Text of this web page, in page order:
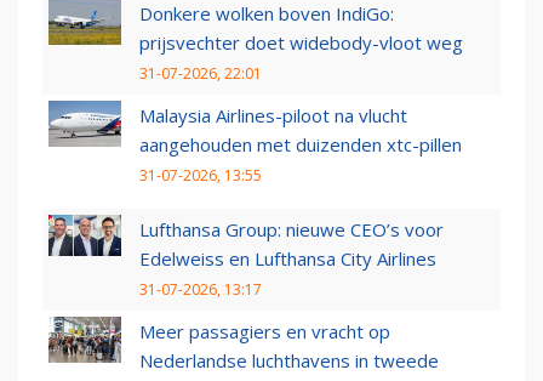
Donkere wolken boven IndiGo:
prijsvechter doet widebody-vloot weg
31-07-2026, 22:01
Malaysia Airlines-piloot na vlucht
aangehouden met duizenden xtc-pillen
31-07-2026, 13:55
Lufthansa Group: nieuwe CEO’s voor
Edelweiss en Lufthansa City Airlines
31-07-2026, 13:17
Meer passagiers en vracht op
Nederlandse luchthavens in tweede